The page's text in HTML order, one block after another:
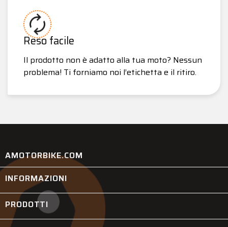
Reso facile
Il prodotto non è adatto alla tua moto? Nessun
problema! Ti forniamo noi l’etichetta e il ritiro.
AMOTORBIKE.COM
INFORMAZIONI
PRODOTTI